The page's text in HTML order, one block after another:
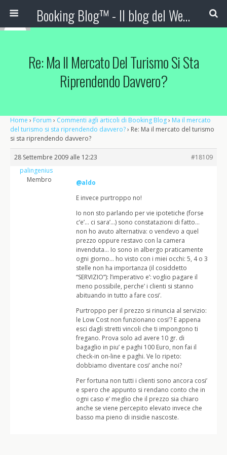
Booking Blog™ - Il blog del Web Marketing Turistico
Re: Ma Il Mercato Del Turismo Si Sta
Riprendendo Davvero?
Home › Forum › Commenti agli articoli di Booking Blog› Ma il mercato
del turismo si sta riprendendo davvero?› Re: Ma il mercato del turismo
si sta riprendendo davvero?
28 Settembre 2009 alle 12:23
#18109
palingenius
Membro
@aldo
E invece purtroppo no!
Io non sto parlando per vie ipotetiche (forse
c’e’… ci sara’…) sono constatazioni di fatto…
non ho avuto alternativa: o vendevo a quel
prezzo oppure restavo con la camera
invenduta… Io sono in albergo praticamente
ogni giorno… ho visto con i miei occhi: 5, 4 o 3
stelle non ha importanza (il cosiddetto
“SERVIZIO”): l’imperativo e’: voglio pagare il
meno possibile, perche’ i clienti si stanno
abituando in tutto a fare cosi’.
Purtroppo per il prezzo si rinuncia al servizio:
le Low Cost non funzionano cosi’? E appena
esci dagli stretti vincoli che ti impongono ti
fregano. Prova solo ad avere 10 gr. di
bagaglio in piu’ e paghi 100 Euro, non fai il
check-in on-line e paghi. Ve lo ripeto:
dobbiamo diventare cosi’ anche noi?
Per fortuna non tutti i clienti sono ancora cosi’
e spero che appunto si rendano conto che in
ogni caso e’ meglio che il prezzo sia chiaro
anche se viene percepito elevato invece che
basso ma pieno di insidie nascoste.